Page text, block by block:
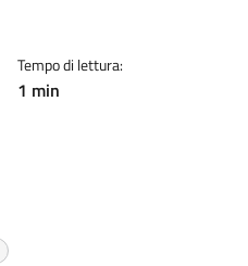
Tempo di lettura:
1 min